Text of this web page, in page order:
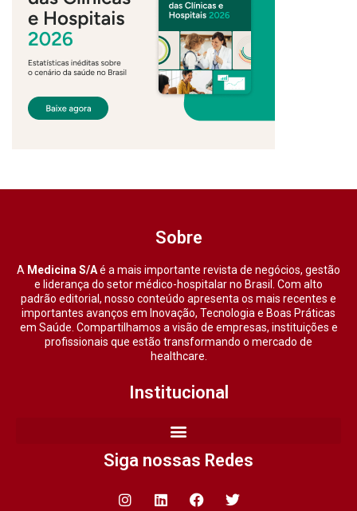
Sobre
A Medicina S/Aé a mais importante revista de negócios, gestão
e liderança do setor médico-hospitalar no Brasil. Com alto
padrão editorial, nosso conteúdo apresenta os mais recentes e
importantes avanços em Inovação, Tecnologia e Boas Práticas
em Saúde. Compartilhamos a visão de empresas, instituições e
profissionais que estão transformando o mercado de
healthcare.
Institucional
Siga nossas Redes